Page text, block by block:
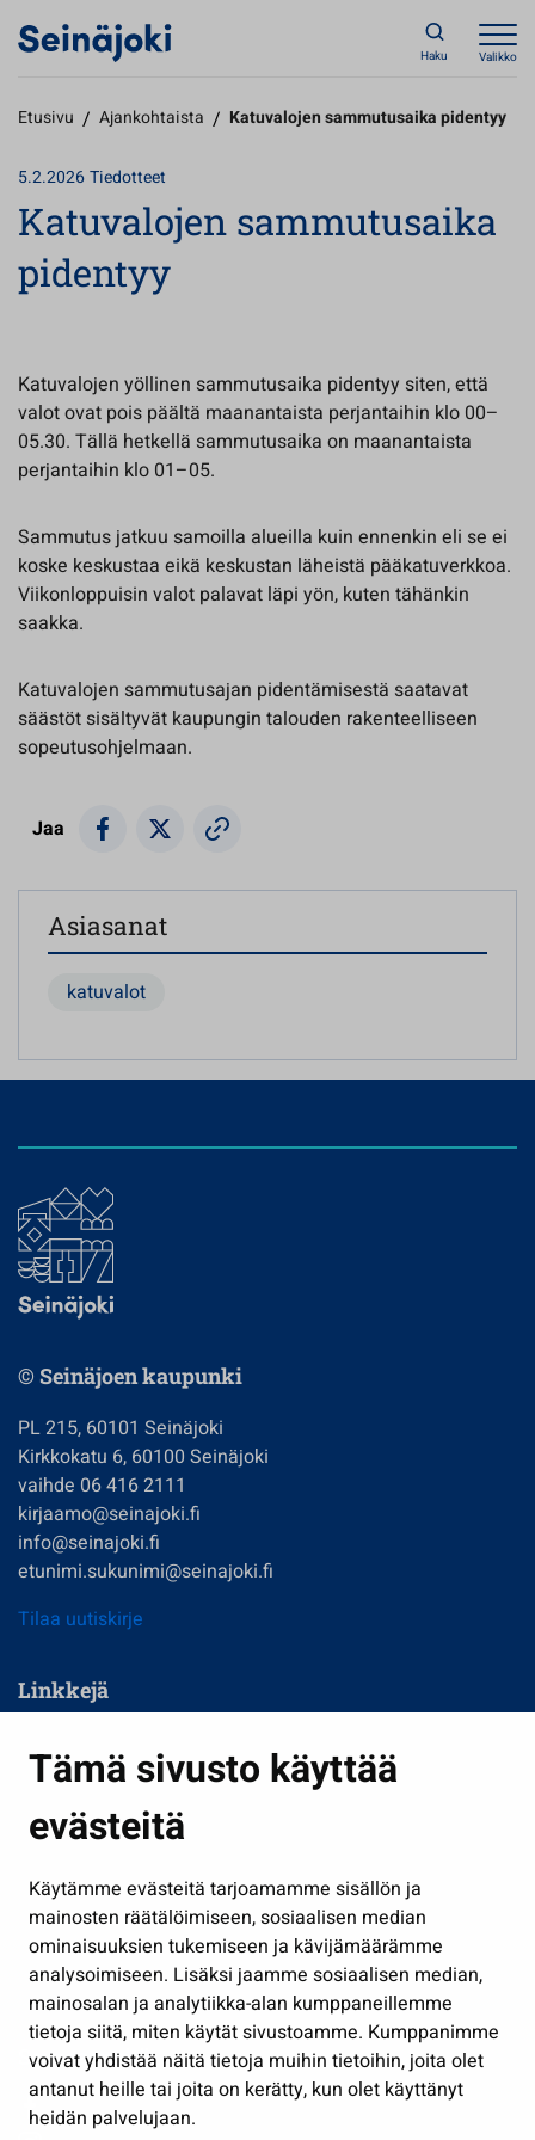
Tämä sivusto käyttää
evästeitä
Käytämme evästeitä tarjoamamme sisällön ja
mainosten räätälöimiseen, sosiaalisen median
ominaisuuksien tukemiseen ja kävijämäärämme
analysoimiseen. Lisäksi jaamme sosiaalisen median,
mainosalan ja analytiikka-alan kumppaneillemme
tietoja siitä, miten käytät sivustoamme. Kumppanimme
voivat yhdistää näitä tietoja muihin tietoihin, joita olet
antanut heille tai joita on kerätty, kun olet käyttänyt
heidän palvelujaan.
Haku Valikko
Etusivu / Ajankohtaista / Katuvalojen sammutusaika pidentyy
5.2.2026Tiedotteet
Katuvalojen sammutusaika
pidentyy
Katuvalojen yöllinen sammutusaika pidentyy siten, että
valot ovat pois päältä maanantaista perjantaihin klo 00–
05.30. Tällä hetkellä sammutusaika on maanantaista
perjantaihin klo 01–05.
Sammutus jatkuu samoilla alueilla kuin ennenkin eli se ei
koske keskustaa eikä keskustan läheistä pääkatuverkkoa.
Viikonloppuisin valot palavat läpi yön, kuten tähänkin
saakka.
Katuvalojen sammutusajan pidentämisestä saatavat
säästöt sisältyvät kaupungin talouden rakenteelliseen
sopeutusohjelmaan.
Jaa
Asiasanat
katuvalot
© Seinäjoen kaupunki
PL 215, 60101 Seinäjoki
Kirkkokatu 6, 60100 Seinäjoki
vaihde 06 416 2111
kirjaamo@seinajoki.fi
info@seinajoki.fi
etunimi.sukunimi@seinajoki.fi
Tilaa uutiskirje
Linkkejä
Kasvatus ja opetus
Kulttuuri ja liikunta
Työ ja yrittäminen
Osallistu ja asioi
Näytä omat evästeasetukseni
Seuraa meitä